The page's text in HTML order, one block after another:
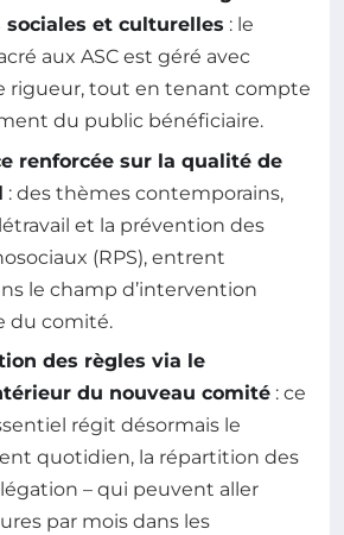
et culturelles : le
aux ASC est géré avec
rigueur, tout en tenant compte
du public bénéficiaire.
renforcée sur la qualité de
: des thèmes contemporains,
et la prévention des
(RPS), entrent
le champ d’intervention
du comité.
des règles via le
du nouveau comité : ce
régit désormais le
quotidien, la répartition des
– qui peuvent aller
par mois dans les